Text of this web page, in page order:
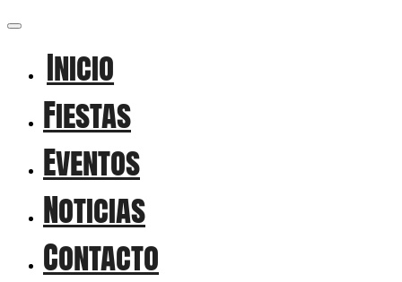
Inicio
Fiestas
Eventos
Noticias
Contacto